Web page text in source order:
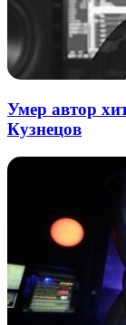
Умер автор
Кузнецов